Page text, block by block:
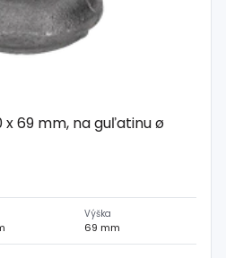
x 69 mm, na guľatinu ø
Výška
69 mm